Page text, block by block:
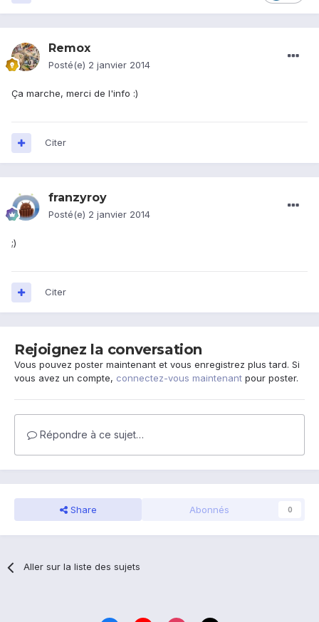
Remox
Posté(e) 2 janvier 2014
Ça marche, merci de l'info :)
Citer
franzyroy
Posté(e) 2 janvier 2014
;)
Citer
Rejoignez la conversation
Vous pouvez poster maintenant et vous enregistrez plus tard. Si
vous avez un compte, connectez-vous maintenant pour poster.
Répondre à ce sujet…
Share Abonnés 0
Aller sur la liste des sujets